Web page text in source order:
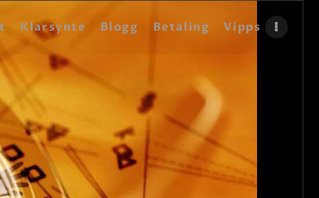
Klarsynte Blogg Betaling Vipps